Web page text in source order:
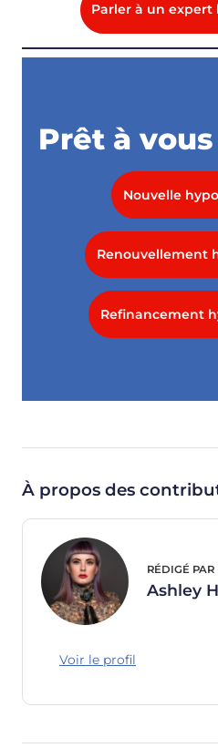
Parler à un
Prêt à
Nouvelle
Renouvellement
Refinancement
À propos des
RÉDIGÉ PAR
Ashley
Voir le profil